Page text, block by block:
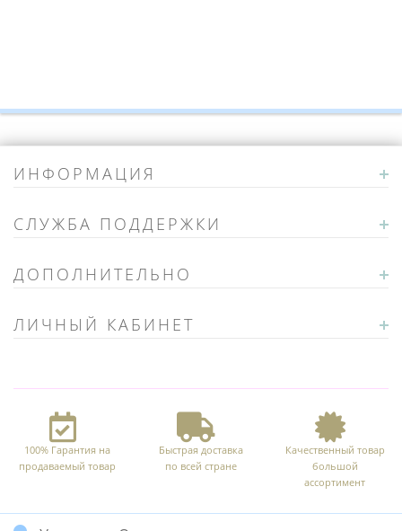
ИНФОРМАЦИЯ
СЛУЖБА ПОДДЕРЖКИ
ДОПОЛНИТЕЛЬНО
ЛИЧНЫЙ КАБИНЕТ
100% Гарантия на
продаваемый товар
Быстрая доставка
по всей стране
Качественный товар
большой
ассортимент